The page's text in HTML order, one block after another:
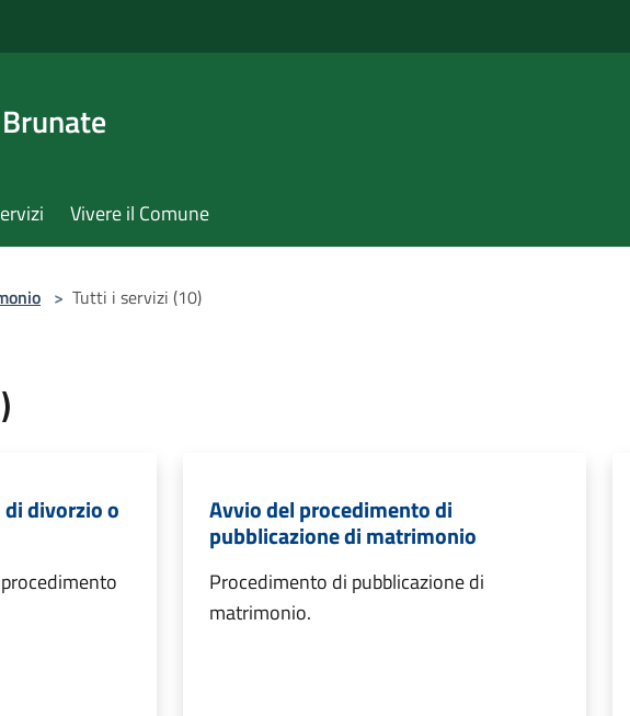
Vivere il Comune
> Tutti i servizi (10)
divorzio o Avvio del procedimento di
pubblicazione di matrimonio
Procedimento di pubblicazione di
matrimonio.